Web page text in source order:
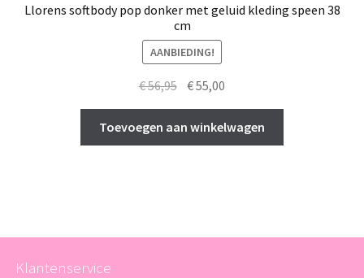
Llorens softbody pop donker met geluid kleding speen 38
cm
AANBIEDING!
€56,95 Oorspronkelijke
prijs
was:
€ 56,95.
€55,00
prijs
is:
€ 55,00.
Toevoegen aan winkelwagen
Klantenservice